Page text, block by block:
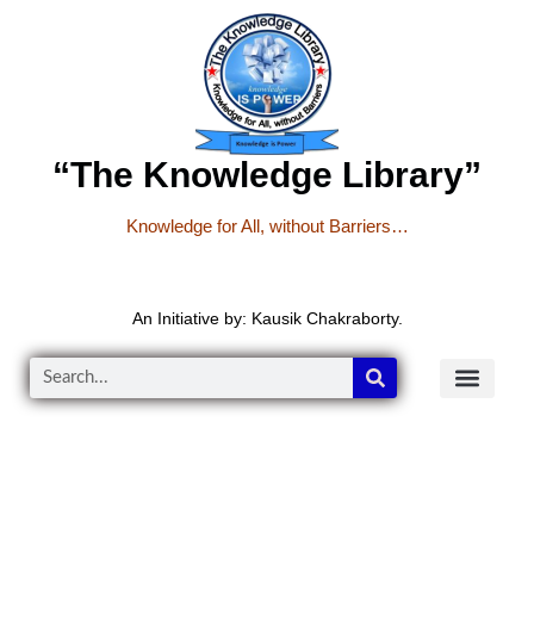
“The Knowledge Library”
Knowledge for All, without Barriers…
An Initiative by: Kausik Chakraborty.